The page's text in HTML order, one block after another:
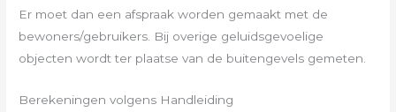
Er moet dan een afspraak worden gemaakt met de
bewoners/gebruikers. Bij overige geluidsgevoelige
objecten wordt ter plaatse van de buitengevels gemeten.
Berekeningen volgens Handleiding